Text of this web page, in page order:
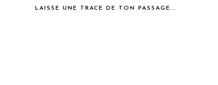
LAISSE UNE TRACE DE TON PASSAGE...